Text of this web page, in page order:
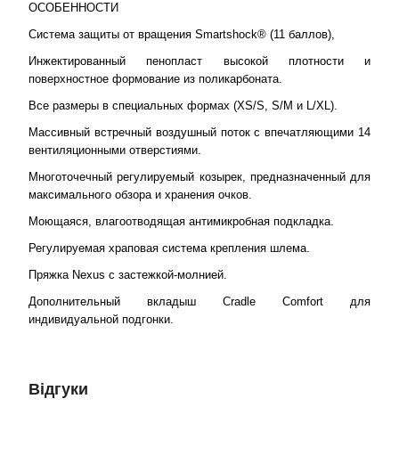
ОСОБЕННОСТИ
Система защиты от вращения Smartshock® (11 баллов),
Инжектированный пенопласт высокой плотности и
поверхностное формование из поликарбоната.
Все размеры в специальных формах (XS/S, S/M и L/XL).
Массивный встречный воздушный поток с впечатляющими 14
вентиляционными отверстиями.
Многоточечный регулируемый козырек, предназначенный для
максимального обзора и хранения очков.
Моющаяся, влагоотводящая антимикробная подкладка.
Регулируемая храповая система крепления шлема.
Пряжка Nexus с застежкой-молнией.
Дополнительный вкладыш Cradle Comfort для
индивидуальной подгонки.
Відгуки